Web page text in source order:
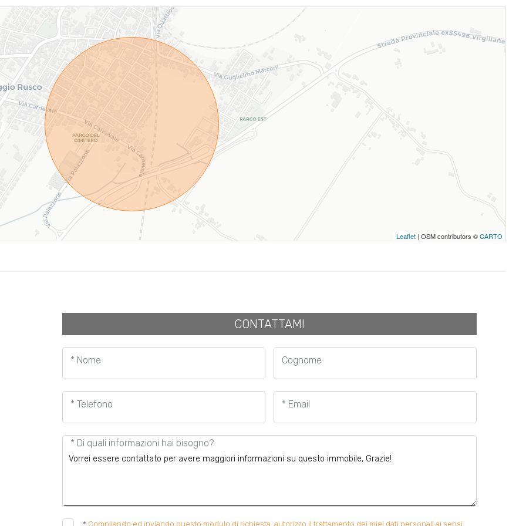
Leaflet | OSM contributors ©CARTO
CONTATTAMI
* Nome Cognome
* Telefono * Email
* Di quali informazioni hai bisogno?
* Compilando ed inviando questo modulo di richiesta, autorizzo il trattamento dei miei dati personali ai sensi